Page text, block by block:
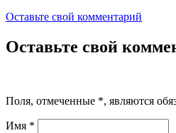
Оставьте свой комментарий
Оставьте свой
Поля, отмеченные *, являются
Имя *